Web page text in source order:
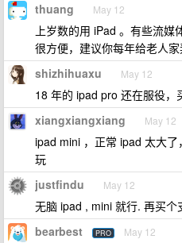
thuang May 12
上岁数的用 iPad 。有些流
很方便，建议你每年给老人家
shizhihuaxu May 12
18 年的 ipad pro 还在服役，
xiangxiangxiang May 12
ipad mini ，正常 ipad 太大
玩
justfindu May 12
无脑 ipad , mini 就行. 再买个
bearbest PRO May 12